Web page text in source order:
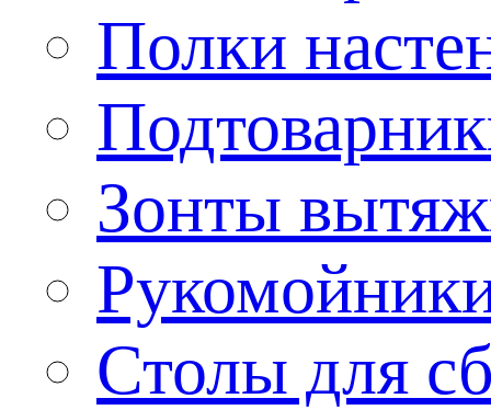
Полки
Зонты
Столы для